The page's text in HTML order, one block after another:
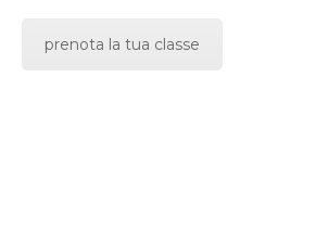
prenota la tua classe